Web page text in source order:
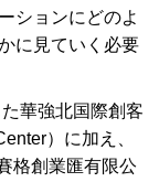
ションにどのよ
に見ていく必要
華強北国際創客
）に加え、
格創業匯有限公